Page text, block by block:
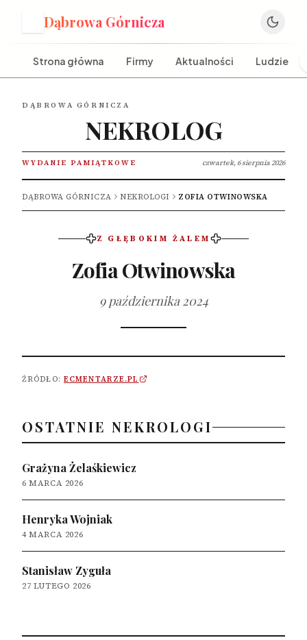
Dąbrowa Górnicza
Strona główna Firmy Aktualności Ludzie
DĄBROWA GÓRNICZA
NEKROLOG
WYDANIE PAMIĄTKOWE czwartek, 6 sierpnia 2026
DĄBROWA GÓRNICZA NEKROLOGI ZOFIA OTWINOWSKA
Z GŁĘBOKIM ŻALEM
Zofia Otwinowska
9 października 2024
ŹRÓDŁO: ECMENTARZE.PL
OSTATNIE NEKROLOGI
Grażyna Żelaśkiewicz
6 MARCA 2026
Henryka Wojniak
4 MARCA 2026
Stanisław Zyguła
27 LUTEGO 2026